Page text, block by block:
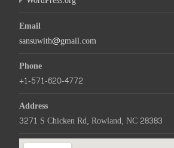
Email
sansuwith@gmail.com
Phone
+1-571-620-4772
Address
3271 S Chicken Rd, Rowland, NC 28383